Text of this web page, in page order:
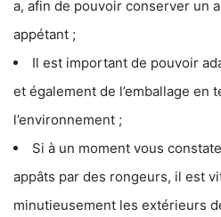
a, afin de pouvoir conserver un
appétant ;
Il est important de pouvoir
et également de l’emballage en
l’environnement ;
Si à un moment vous
appâts par des rongeurs, il est
minutieusement les extérieurs